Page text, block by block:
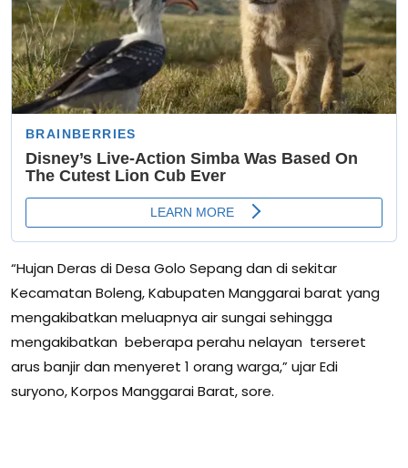
“Hujan Deras di Desa Golo Sepang dan di sekitar
Kecamatan Boleng, Kabupaten Manggarai barat yang
mengakibatkan meluapnya air sungai sehingga
mengakibatkan beberapa perahu nelayan terseret
arus banjir dan menyeret 1 orang warga,” ujar Edi
suryono, Korpos Manggarai Barat, sore.